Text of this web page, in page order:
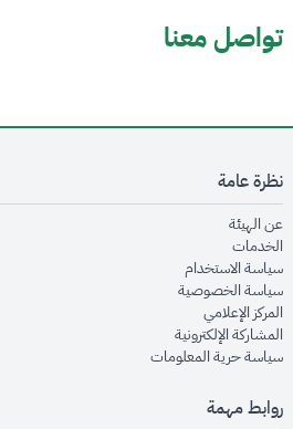
تواصل معنا
نظرة عامة
عن الهيئةopens in new window
الخدماتopens in new window
سياسة الاستخدام
سياسة الخصوصيةopens in new window
المركز الإعلاميopens in new window
المشاركة الإلكترونيةopens in new window
سياسة حرية المعلوماتopens in new window
روابط مهمة